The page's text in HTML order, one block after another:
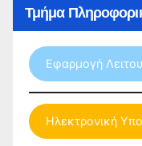
Τμήμα
Εφαρμογή
Ηλεκτρονική